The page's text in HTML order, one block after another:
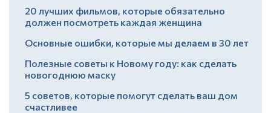
20 лучших фильмов, которые обязательно
должен посмотреть каждая женщина
Основные ошибки, которые мы делаем в 30 лет
Полезные советы к Новому году: как сделать
новогоднюю маску
5 советов, которые помогут сделать ваш дом
счастливее